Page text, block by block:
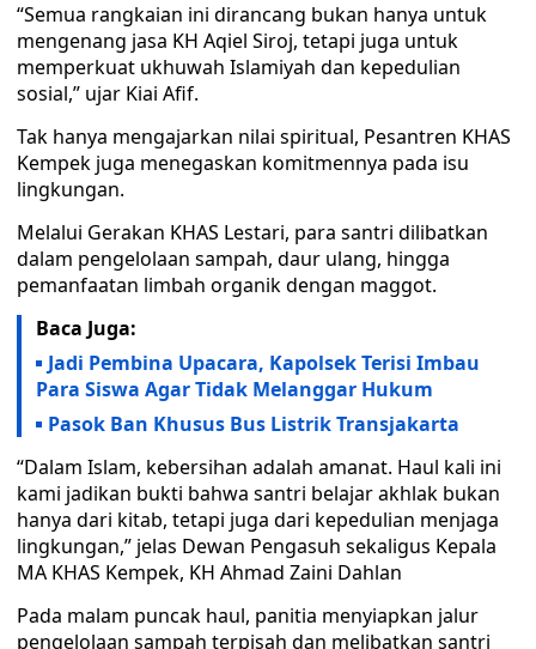
“Semua rangkaian ini dirancang bukan hanya untuk
mengenang jasa KH Aqiel Siroj, tetapi juga untuk
memperkuat ukhuwah Islamiyah dan kepedulian
sosial,” ujar Kiai Afif.
Tak hanya mengajarkan nilai spiritual, Pesantren KHAS
Kempek juga menegaskan komitmennya pada isu
lingkungan.
Melalui Gerakan KHAS Lestari, para santri dilibatkan
dalam pengelolaan sampah, daur ulang, hingga
pemanfaatan limbah organik dengan maggot.
Baca Juga:
Jadi Pembina Upacara, Kapolsek Terisi Imbau
Para Siswa Agar Tidak Melanggar Hukum
Pasok Ban Khusus Bus Listrik Transjakarta
“Dalam Islam, kebersihan adalah amanat. Haul kali ini
kami jadikan bukti bahwa santri belajar akhlak bukan
hanya dari kitab, tetapi juga dari kepedulian menjaga
lingkungan,” jelas Dewan Pengasuh sekaligus Kepala
MA KHAS Kempek, KH Ahmad Zaini Dahlan
Pada malam puncak haul, panitia menyiapkan jalur
pengelolaan sampah terpisah dan melibatkan santri